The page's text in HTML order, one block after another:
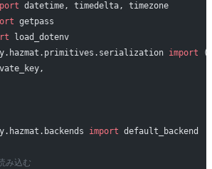
datetime, timedelta, timezone
getpass
load_dotenv
import (
import default_backend
み込む